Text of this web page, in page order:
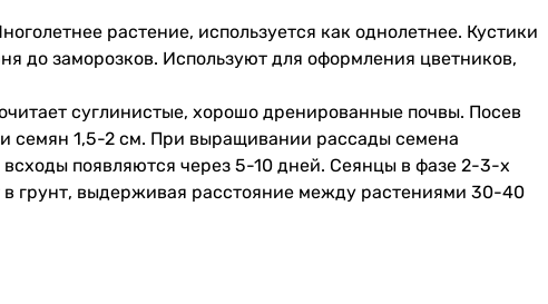
растение, используется как однолетнее. Кустики
до заморозков. Используют для оформления цветников,
суглинистые, хорошо дренированные почвы. Посев
семян 1,5-2 см. При выращивании рассады семена
появляются через 5-10 дней. Сеянцы в фазе 2-3-х
грунт, выдерживая расстояние между растениями 30-40